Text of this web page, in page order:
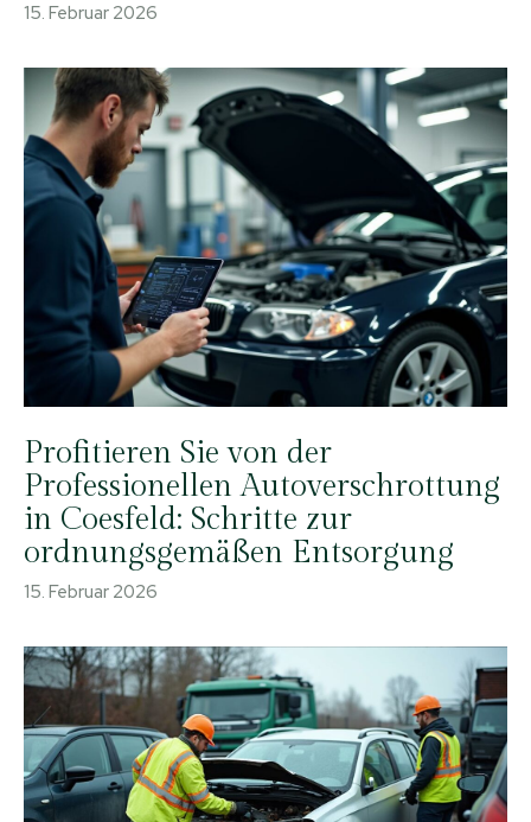
15. Februar 2026
Profitieren Sie von der
Professionellen Autoverschrottung
in Coesfeld: Schritte zur
ordnungsgemäßen Entsorgung
15. Februar 2026